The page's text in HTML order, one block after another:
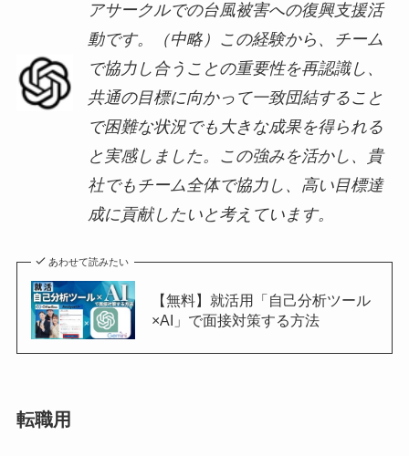
アサークルでの台風被害への復興支援活
動です。（中略）この経験から、チーム
で協力し合うことの重要性を再認識し、
共通の目標に向かって一致団結すること
で困難な状況でも大きな成果を得られる
と実感しました。この強みを活かし、貴
社でもチーム全体で協力し、高い目標達
成に貢献したいと考えています。
あわせて読みたい
【無料】就活用「自己分析ツール
×AI」で面接対策する方法
転職用